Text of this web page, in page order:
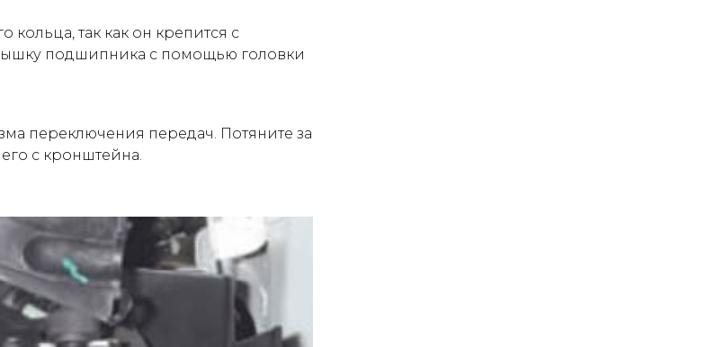
так как он крепится с
подшипника с помощью головки
переключения передач. Потяните за
с кронштейна.